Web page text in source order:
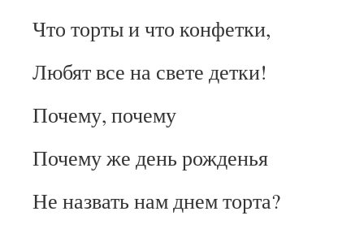
Что торты и что конфетки,
Любят все на свете детки!
Почему, почему
Почему же день рожденья
Не назвать нам днем торта?